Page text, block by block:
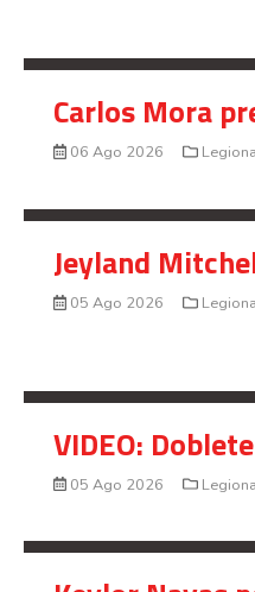
Carlos Mora
06 Ago 2026
Jeyland
05 Ago 2026
VIDEO:
05 Ago 2026